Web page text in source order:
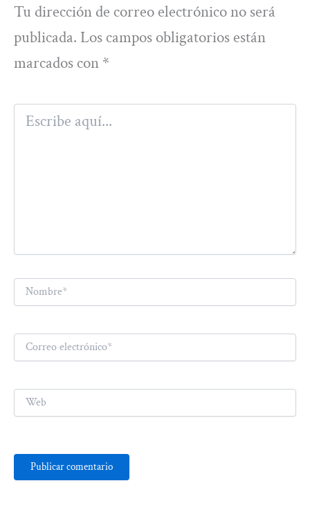
Tu dirección de correo electrónico no será
publicada. Los campos obligatorios están
marcados con *
Escribe
aquí...
Nombre*
Correo
electrónico*
Web